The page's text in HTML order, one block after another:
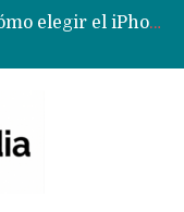
Nuevas filtraciones del Mate 90 Pro Max apuntan a potenciar las cámaras y pantalla OLED doble capa